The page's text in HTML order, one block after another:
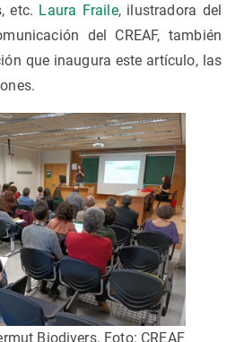
etc. Laura Fraile, ilustradora del
del CREAF, también
que inaugura este artículo, las
Biodivers. Foto: CREAF